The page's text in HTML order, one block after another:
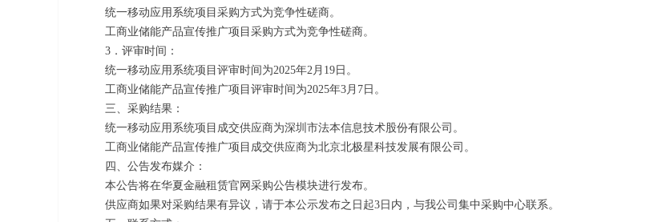
统一移动应用系统项目采购方式为竞争性磋商。
工商业储能产品宣传推广项目采购方式为竞争性磋商。
3．评审时间：
统一移动应用系统项目评审时间为2025年2月19日。
工商业储能产品宣传推广项目评审时间为2025年3月7日。
三、采购结果：
统一移动应用系统项目成交供应商为深圳市法本信息技术股份有限公司。
工商业储能产品宣传推广项目成交供应商为北京北极星科技发展有限公司。
四、公告发布媒介：
本公告将在华夏金融租赁官网采购公告模块进行发布。
供应商如果对采购结果有异议，请于本公示发布之日起3日内，与我公司集中采购中心联系。